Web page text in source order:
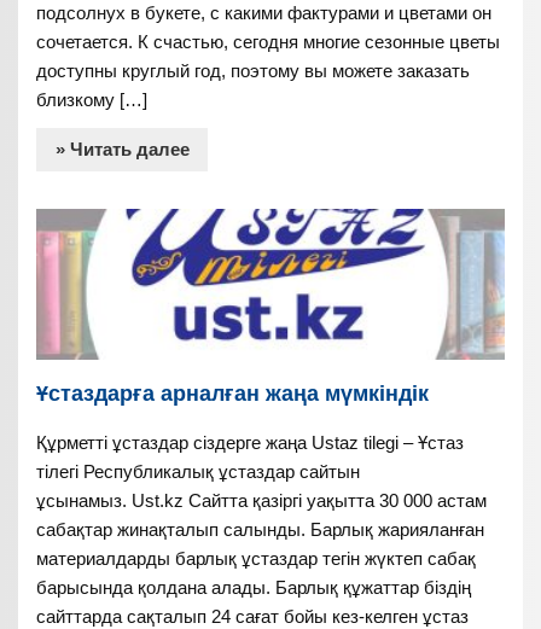
подсолнух в букете, с какими фактурами и цветами он
сочетается. К счастью, сегодня многие сезонные цветы
доступны круглый год, поэтому вы можете заказать
близкому […]
» Читать далее
Ұстаздарға арналған жаңа мүмкіндік
Құрметті ұстаздар сіздерге жаңа Ustaz tilegi – Ұстаз
тілегі Республикалық ұстаздар сайтын
ұсынамыз. Ust.kz Сайтта қазіргі уақытта 30 000 астам
сабақтар жинақталып салынды. Барлық жарияланған
материалдарды барлық ұстаздар тегін жүктеп сабақ
барысында қолдана алады. Барлық құжаттар біздің
сайттарда сақталып 24 сағат бойы кез-келген ұстаз